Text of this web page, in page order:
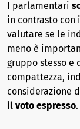
I parlamentari
in contrasto con
valutare se le
meno è
gruppo stesso e
compattezza,
considerazione
il voto espresso.